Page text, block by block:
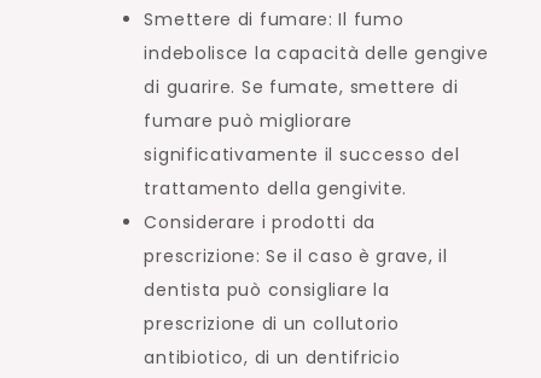
Smettere di fumare: Il fumo
indebolisce la capacità delle gengive
di guarire. Se fumate, smettere di
fumare può migliorare
significativamente il successo del
trattamento della gengivite.
Considerare i prodotti da
prescrizione: Se il caso è grave, il
dentista può consigliare la
prescrizione di un collutorio
antibiotico, di un dentifricio